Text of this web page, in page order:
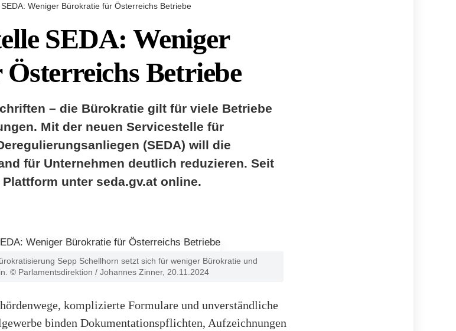
Weniger Bürokratie für Österreichs Betriebe
SEDA: Weniger
Betriebe
– die Bürokratie gilt für viele Betriebe
Mit der neuen Servicestelle für
(SEDA) will die
für Unternehmen deutlich reduzieren. Seit
unter seda.gv.at online.
Sepp Schellhorn setzt sich für weniger Bürokratie und
© Parlamentsdirektion / Johannes Zinner, 20.11.2024
komplizierte Formulare und unverständliche
binden Dokumentationspflichten, Aufzeichnungen